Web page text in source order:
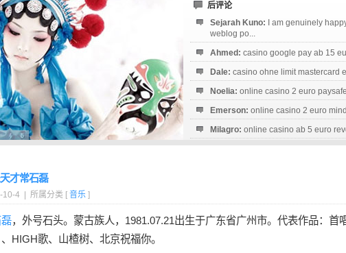
后评论
Sejarah Kuno:
I am genuinely
weblog po...
Ahmed: casino google pay ab 15
Dale: casino ohne limit mastercard
Noelia: online casino 2 euro
Emerson: online casino 2 euro
Milagro: online casino ab 5 euro
才常石磊
10-4 | 所属分类 [ 音乐 ]
，外号石头。蒙古族人，1981.07.21出生于广东省广州市。代表作品：首
HIGH歌、山楂树、北京祝福你。